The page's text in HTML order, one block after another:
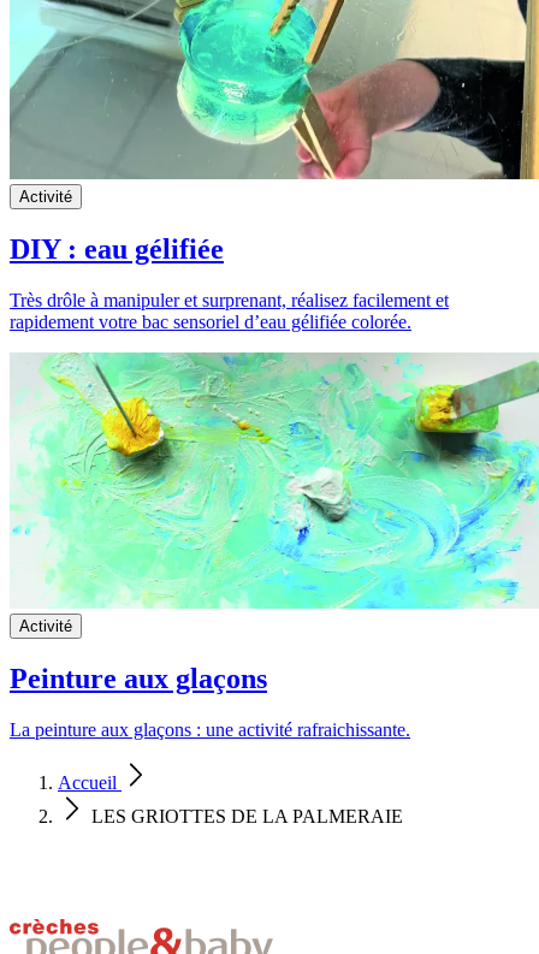
Activité
DIY : eau gélifiée
Très drôle à manipuler et surprenant, réalisez facilement et
rapidement votre bac sensoriel d’eau gélifiée colorée.
Activité
Peinture aux glaçons
La peinture aux glaçons : une activité rafraichissante.
Accueil
LES GRIOTTES DE LA PALMERAIE